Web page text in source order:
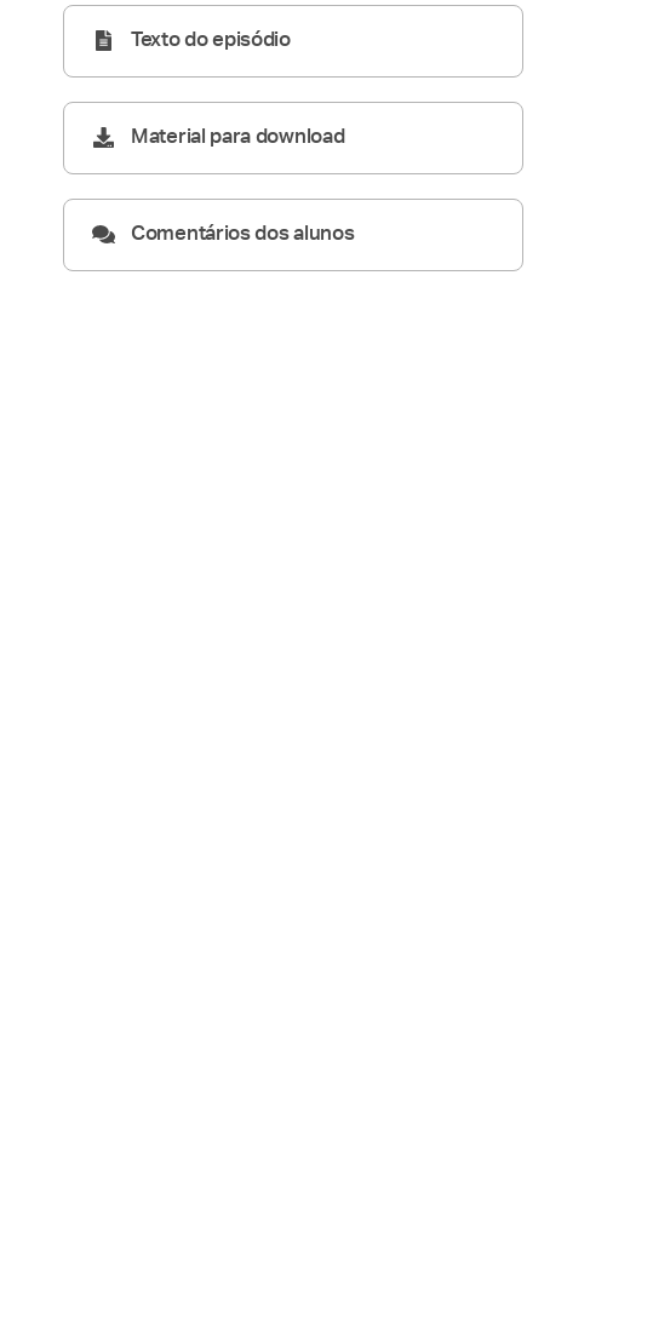
Texto do episódio
Material para download
Comentários dos alunos